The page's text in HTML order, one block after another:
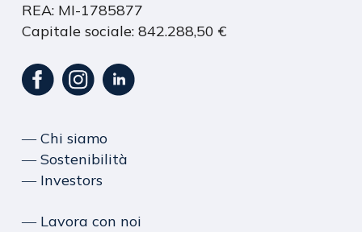
REA: MI-1785877
Capitale sociale: 842.288,50 €
― Chi siamo
― Sostenibilità
― Investors
― Lavora con noi